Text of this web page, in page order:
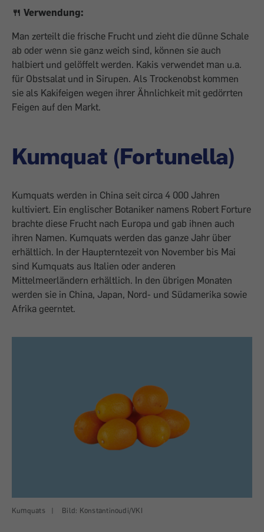
🍴 Verwendung:
Man zerteilt die frische Frucht und zieht die dünne Schale
ab oder wenn sie ganz weich sind, können sie auch
halbiert und gelöffelt werden. Kakis verwendet man u.a.
für Obstsalat und in Sirupen. Als Trockenobst kommen
sie als Kakifeigen wegen ihrer Ähnlichkeit mit gedörrten
Feigen auf den Markt.
Kumquat (Fortunella)
Kumquats | Bild: Konstantinoudi/VKI
Kumquats werden in China seit circa 4 000 Jahren
kultiviert. Ein englischer Botaniker namens Robert Forture
brachte diese Frucht nach Europa und gab ihnen auch
ihren Namen. Kumquats werden das ganze Jahr über
erhältlich. In der Haupterntezeit von November bis Mai
sind Kumquats aus Italien oder anderen
Mittelmeerländern erhältlich. In den übrigen Monaten
werden sie in China, Japan, Nord- und Südamerika sowie
Afrika geerntet.